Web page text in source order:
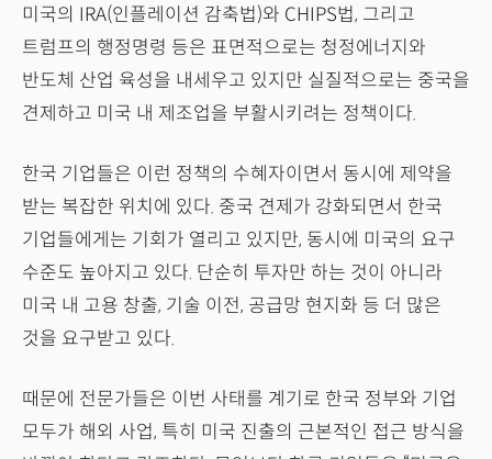
미국의 IRA(인플레이션 감축법)와 CHIPS법, 그리고
트럼프의 행정명령 등은 표면적으로는 청정에너지와
반도체 산업 육성을 내세우고 있지만 실질적으로는 중국을
견제하고 미국 내 제조업을 부활시키려는 정책이다.
한국 기업들은 이런 정책의 수혜자이면서 동시에 제약을
받는 복잡한 위치에 있다. 중국 견제가 강화되면서 한국
기업들에게는 기회가 열리고 있지만, 동시에 미국의 요구
수준도 높아지고 있다. 단순히 투자만 하는 것이 아니라
미국 내 고용 창출, 기술 이전, 공급망 현지화 등 더 많은
것을 요구받고 있다.
때문에 전문가들은 이번 사태를 계기로 한국 정부와 기업
모두가 해외 사업, 특히 미국 진출의 근본적인 접근 방식을